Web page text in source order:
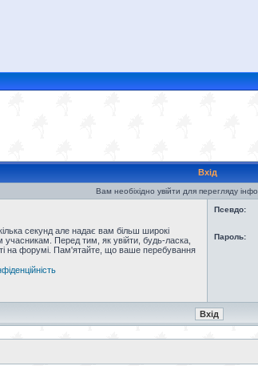
Вхід
Вам необіхідно увійти для перегляду
секунд але надає вам більш широкі
учасникам. Перед тим, як увійти, будь-ласка,
на форумі. Пам'ятайте, що ваше перебування
Псевдо:
Пароль: